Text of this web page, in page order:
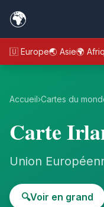
🌍
🇪🇺 Europe🌏 Asie🌍
Accueil›Cartes du
Carte
Union
🔍Voir en grand